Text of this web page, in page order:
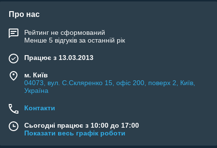
Про нас
Рейтинг не сформований
Менше 5 відгуків за останній рік
Працює з 13.03.2013
м. Київ
04073, вул. C.Скляренко 15, офіс 200, поверх 2, Київ,
Україна
Контакти
Сьогодні працює з 10:00 до 17:00
Показати весь графік роботи